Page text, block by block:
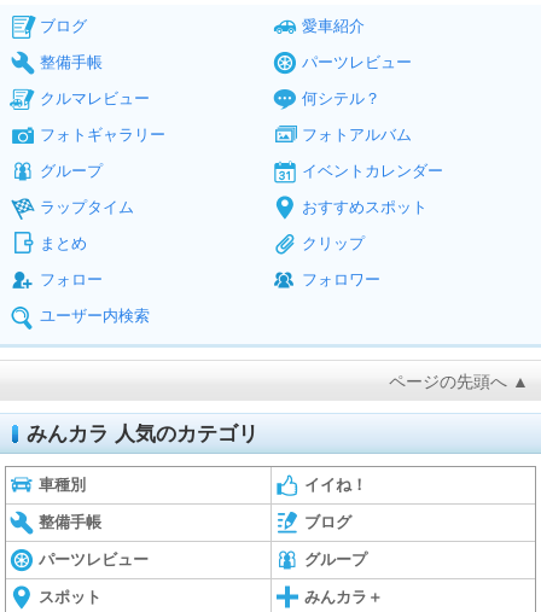
ブログ
愛車紹介
整備手帳
パーツレビュー
クルマレビュー
何シテル？
フォトギャラリー
フォトアルバム
グループ
イベントカレンダー
ラップタイム
おすすめスポット
まとめ
クリップ
フォロー
フォロワー
ユーザー内検索
ページの先頭へ ▲
みんカラ 人気のカテゴリ
車種別 イイね！
整備手帳 ブログ
パーツレビュー グループ
スポット みんカラ＋